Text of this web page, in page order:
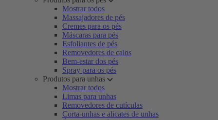
Mostrar todos
Massajadores de pés
Cremes para os pés
Máscaras para pés
Esfoliantes de pés
Removedores de calos
Bem-estar dos pés
Spray para os pés
Produtos para unhas
Mostrar todos
Limas para unhas
Removedores de cutículas
Corta-unhas e alicates de unhas